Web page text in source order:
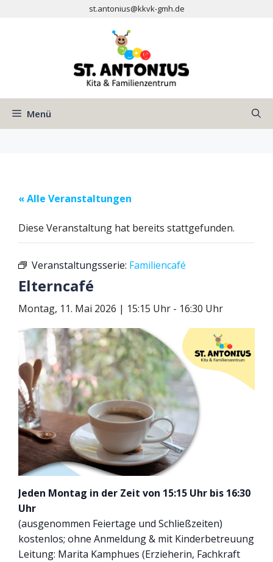
st.antonius@kkvk-gmh.de
Menü
« Alle Veranstaltungen
Diese Veranstaltung hat bereits stattgefunden.
Veranstaltungsserie: Familiencafé
Elterncafé
Montag, 11. Mai 2026 | 15:15 Uhr - 16:30 Uhr
Jeden Montag in der Zeit von 15:15 Uhr bis 16:30
Uhr
(ausgenommen Feiertage und Schließzeiten)
kostenlos; ohne Anmeldung & mit Kinderbetreuung
Leitung: Marita Kamphues (Erzieherin, Fachkraft